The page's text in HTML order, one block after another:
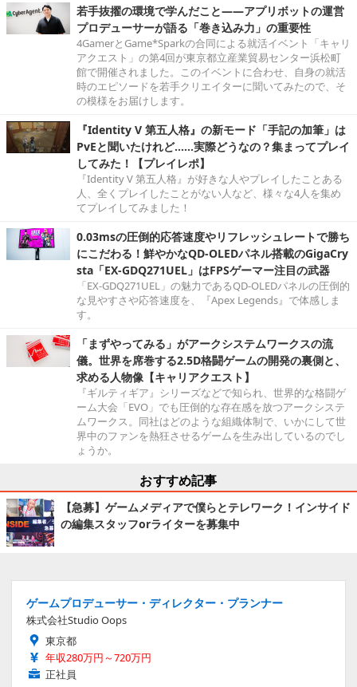
若手抜擢の環境で学んだこと――アプリボットの運営
プロデューサーが語る「巻き込み力」の重要性
4GamerとGame*Sparkの合同による就活イベント「キャリ
アクエスト」の第4回が東京都立産業貿易センター浜松町
館で開催されました。このイベントに合わせ、自身の就活
時のエピソードを若手クリエイターに聞いてみたので、そ
の模様をお届けします。
『Identity V 第五人格』の新モード「手記の加筆」は
PvEと聞いたけれど……実際どうなの？集まってプレイ
してみた！【プレイレポ】
『Identity V 第五人格』が好きな人やプレイしたことある
人、全くプレイしたことがない人など、様々な4人を集め
てプレイしてみました！
0.03msの圧倒的応答速度やリフレッシュレートで勝ち
にこだわる！鮮やかなQD-OLEDパネル搭載のGigaCry
sta「EX-GDQ271UEL」はFPSゲーマー注目の武器
「EX-GDQ271UEL」の魅力であるQD-OLEDパネルの圧倒的
な見やすさや応答速度を、『Apex Legends』で体感しま
す。
「まずやってみる」がアークシステムワークスの流
儀。世界を席巻する2.5D格闘ゲームの開発の裏側と、
求める人物像【キャリアクエスト】
『ギルティギア』シリーズなどで知られ、世界的な格闘ゲ
ーム大会「EVO」でも圧倒的な存在感を放つアークシステ
ムワークス。同社はどのような組織体制で、いかにして世
界中のファンを熱狂させるゲームを生み出しているのでし
ょうか。
おすすめ記事
【急募】ゲームメディアで僕らとテレワーク！インサイド
の編集スタッフorライターを募集中
ゲームプロデューサー・ディレクター・プランナー
株式会社Studio Oops
東京都
年収280万円～720万円
正社員